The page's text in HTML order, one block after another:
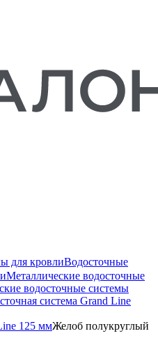
для кровлиВодосточные
Металлические водосточные
водосточные системы
система Grand Line
125 ммЖелоб полукруглый